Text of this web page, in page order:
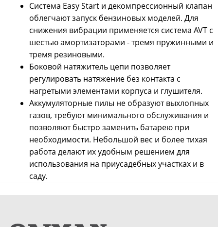
Система Easy Start и декомпрессионный клапан
облегчают запуск бензиновых моделей. Для
снижения вибрации применяется система AVT с
шестью амортизаторами - тремя пружинными и
тремя резиновыми.
Боковой натяжитель цепи позволяет
регулировать натяжение без контакта с
нагретыми элементами корпуса и глушителя.
Аккумуляторные пилы не образуют выхлопных
газов, требуют минимального обслуживания и
позволяют быстро заменить батарею при
необходимости. Небольшой вес и более тихая
работа делают их удобным решением для
использования на приусадебных участках и в
саду.